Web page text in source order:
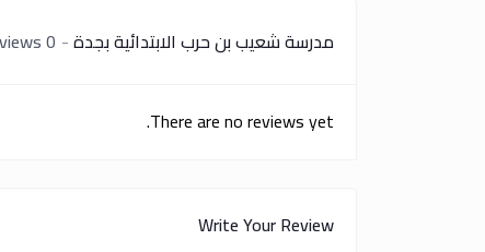
مدرسة شعيب بن حرب الابتدائية بجدة 0 reviews
There are no reviews yet.
Write Your Review